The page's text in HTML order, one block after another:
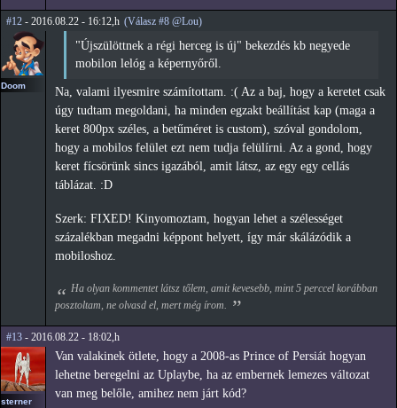
#12 - 2016.08.22 - 16:12,h (Válasz #8 @Lou)
Doom
"Újszülöttnek a régi herceg is új" bekezdés kb negyede
mobilon lelóg a képernyőről.
Na, valami ilyesmire számítottam. :( Az a baj, hogy a keretet csak
úgy tudtam megoldani, ha minden egzakt beállítást kap (maga a
keret 800px széles, a betűméret is custom), szóval gondolom,
hogy a mobilos felület ezt nem tudja felülírni. Az a gond, hogy
keret fícsörünk sincs igazából, amit látsz, az egy egy cellás
táblázat. :D
Szerk: FIXED! Kinyomoztam, hogyan lehet a szélességet
százalékban megadni képpont helyett, így már skálázódik a
mobiloshoz.
Ha olyan kommentet látsz tőlem, amit kevesebb, mint 5 perccel korábban
posztoltam, ne olvasd el, mert még írom.
#13 - 2016.08.22 - 18:02,h
sterner
Van valakinek ötlete, hogy a 2008-as Prince of Persiát hogyan
lehetne beregelni az Uplaybe, ha az embernek lemezes változat
van meg belőle, amihez nem járt kód?